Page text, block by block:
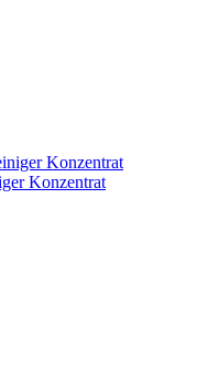
Konzentrat